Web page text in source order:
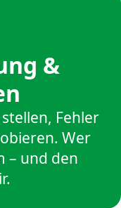
&
Fehler
Wer
– und den